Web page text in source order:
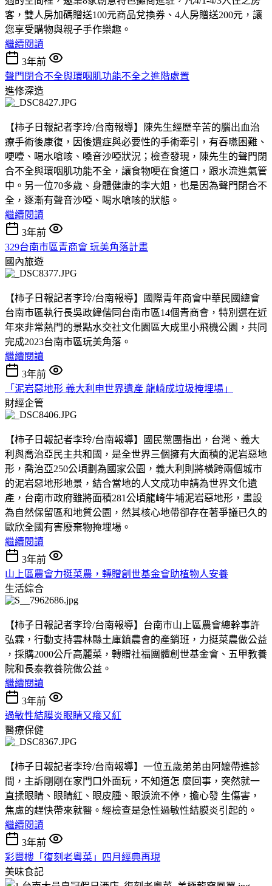
客，雙人房加碼贈送100元商品兌換券、4人房贈送200元，讓
您享受購物與親子手作樂趣。
繼續閱讀
3年前
聲門閉合不全與環咽肌功能不全之進階處置
進修深造
【柿子日報記者李玲/台南報導】陳先生經歷辛苦的腦出血治
療手術後康復，因後遺症與必要性的手術牽引，有吞嚥困難、
哽噎、喝水嗆咳、嗓音沙啞狀況；檢查發現，陳先生的聲門閉
合不全與環咽肌功能不全，讓食物哽在食道口，跟水流進氣管
中。另一位70多歲、身體健康的李大姐，也是因為聲門閉合不
全，逐漸有聲音沙啞、喝水嗆咳的狀態。
繼續閱讀
3年前
329台南市區青商會 玩美角落計畫
國內旅遊
【柿子日報記者李玲/台南報導】國際青年商會中華民國總會
台南市區執行長吳政緯偕同台南市區14個青商會，特別選在近
年來非常熱門的景點水交社文化園區大成里小飛機公園，共同
完成2023台南市區玩美角落。
繼續閱讀
3年前
「泥岩惡地形 義大利申世界遺產 龍崎成垃圾掩埋場」
財經企管
【柿子日報記者李玲/台南報導】國民黨團指出，台灣、義大
利與喬治亞民主共和國，是全世界三個擁有大面積的泥岩惡地
形，喬治亞250公頃劃為國家公園，義大利則將橫跨兩個城市
的泥岩惡地形地景，結合當地的人文成功申請為世界文化遺
產，台南市政府雖將面積281公頃龍崎牛埔泥岩惡地形，畫設
為自然保留區和地質公園，然其核心地帶卻存在著爭議已久的
歐欣全國有害廢棄物掩埋場。
繼續閱讀
3年前
山上區農會力挺菜農，轉贈創世基金會助植物人安養
生活綜合
【柿子日報記者李玲/台南報導】台南市山上區農會總幹事許
弘霖，行動支持雲林縣土庫鎮農會的產銷班，力挺菜農做公益
，採購2000公斤高麗菜，轉贈社福團體創世基金會、五甲教養
院和長泰教養院做公益。
繼續閱讀
3年前
過敏性結膜炎眼睛又癢又紅
醫療保健
【柿子日報記者李玲/台南報導】一位五歲弟弟由阿嬤帶進診
間，主訴剛剛在家門口外面玩，不知道怎 麼回事，突然就一
直揉眼睛、眼睛紅、眼皮腫、眼淚流不停，擔心發 生傷害，
焦慮的趕快帶來就醫。經檢查是急性過敏性結膜炎引起的。
繼續閱讀
3年前
彩豐樓「復刻老粵菜」四月經典再現
美味食記